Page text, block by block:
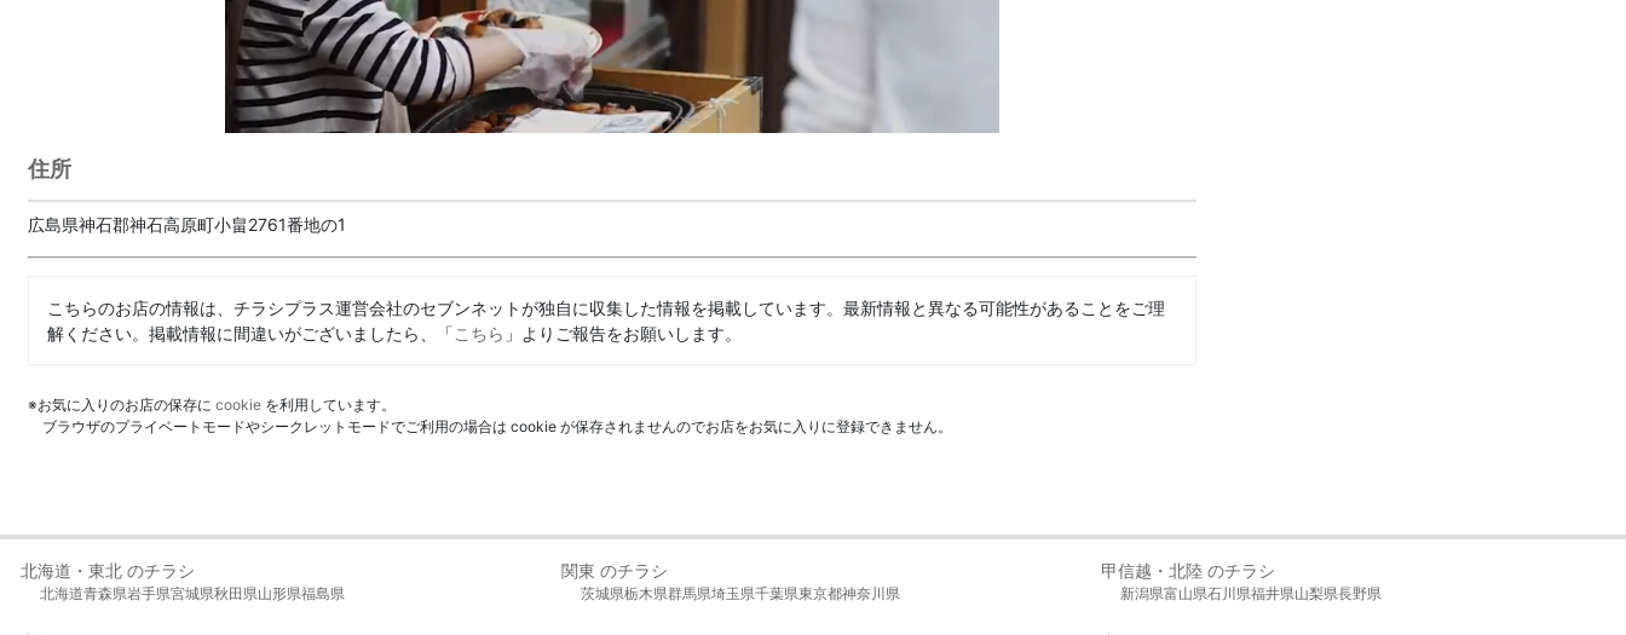
住所
広島県神石郡神石高原町小畠2761番地の1
こちらのお店の情報は、チラシプラス運営会社のセブンネットが独自に収集した情報を掲載しています。最新情報と異なる可能性があることをご理
解ください。掲載情報に間違いがございましたら、「こちら 」よりご報告をお願いします。
※お気に入りのお店の保存に cookie を利用しています。
ブラウザのプライベートモードやシークレットモードでご利用の場合は cookie が保存されませんのでお店をお気に入りに登録できません。
北海道・東北 のチラシ
北海道青森県岩手県宮城県秋田県山形県福島県
関東 のチラシ
茨城県栃木県群馬県埼玉県千葉県東京都神奈川県
甲信越・北陸 のチラシ
新潟県富山県石川県福井県山梨県長野県